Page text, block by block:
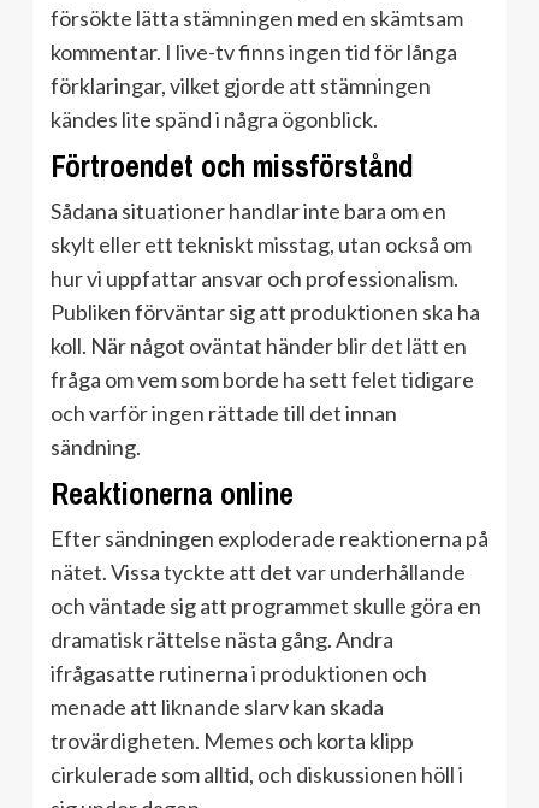
försökte lätta stämningen med en skämtsam
kommentar. I live-tv finns ingen tid för långa
förklaringar, vilket gjorde att stämningen
kändes lite spänd i några ögonblick.
Förtroendet och missförstånd
Sådana situationer handlar inte bara om en
skylt eller ett tekniskt misstag, utan också om
hur vi uppfattar ansvar och professionalism.
Publiken förväntar sig att produktionen ska ha
koll. När något oväntat händer blir det lätt en
fråga om vem som borde ha sett felet tidigare
och varför ingen rättade till det innan
sändning.
Reaktionerna online
Efter sändningen exploderade reaktionerna på
nätet. Vissa tyckte att det var underhållande
och väntade sig att programmet skulle göra en
dramatisk rättelse nästa gång. Andra
ifrågasatte rutinerna i produktionen och
menade att liknande slarv kan skada
trovärdigheten. Memes och korta klipp
cirkulerade som alltid, och diskussionen höll i